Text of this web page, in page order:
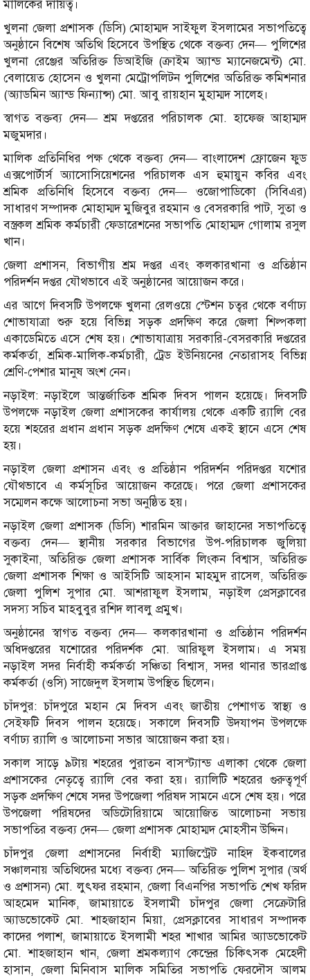
মালিকের দায়িত্ব।
খুলনা জেলা প্রশাসক (ডিসি) মোহাম্মদ সাইফুল ইসলামের সভাপতিত্বে
অনুষ্ঠানে বিশেষ অতিথি হিসেবে উপস্থিত থেকে বক্তব্য দেন— পুলিশের
খুলনা রেঞ্জের অতিরিক্ত ডিআইজি (ক্রাইম অ্যান্ড ম্যানেজমেন্ট) মো.
বেলায়েত হোসেন ও খুলনা মেট্রোপলিটন পুলিশের অতিরিক্ত কমিশনার
(অ্যাডমিন অ্যান্ড ফিন্যান্স) মো. আবু রায়হান মুহাম্মদ সালেহ।
স্বাগত বক্তব্য দেন— শ্রম দপ্তরের পরিচালক মো. হাফেজ আহাম্মদ
মজুমদার।
মালিক প্রতিনিধির পক্ষ থেকে বক্তব্য দেন— বাংলাদেশ ফ্রোজেন ফুড
এক্সপোর্টার্স অ্যাসোসিয়েশনের পরিচালক এস হুমায়ুন কবির এবং
শ্রমিক প্রতিনিধি হিসেবে বক্তব্য দেন— ওজোপাডিকো (সিবিএর)
সাধারণ সম্পাদক মোহাম্মদ মুজিবুর রহমান ও বেসরকারি পাট, সুতা ও
বস্ত্রকল শ্রমিক কর্মচারী ফেডারেশনের সভাপতি মোহাম্মদ গোলাম রসুল
খান।
জেলা প্রশাসন, বিভাগীয় শ্রম দপ্তর এবং কলকারখানা ও প্রতিষ্ঠান
পরিদর্শন দপ্তর যৌথভাবে এই অনুষ্ঠানের আয়োজন করে।
এর আগে দিবসটি উপলক্ষে খুলনা রেলওয়ে স্টেশন চত্বর থেকে বর্ণাঢ্য
শোভাযাত্রা শুরু হয়ে বিভিন্ন সড়ক প্রদক্ষিণ করে জেলা শিল্পকলা
একাডেমিতে এসে শেষ হয়। শোভাযাত্রায় সরকারি-বেসরকারি দপ্তরের
কর্মকর্তা, শ্রমিক-মালিক-কর্মচারী, ট্রেড ইউনিয়নের নেতারাসহ বিভিন্ন
শ্রেণি-পেশার মানুষ অংশ নেন।
নড়াইল: নড়াইলে আন্তর্জাতিক শ্রমিক দিবস পালন হয়েছে। দিবসটি
উপলক্ষে নড়াইল জেলা প্রশাসকের কার্যালয় থেকে একটি র‌্যালি বের
হয়ে শহরের প্রধান প্রধান সড়ক প্রদক্ষিণ শেষে একই স্থানে এসে শেষ
হয়।
নড়াইল জেলা প্রশাসন এবং ও প্রতিষ্ঠান পরিদর্শন পরিদপ্তর যশোর
যৌথভাবে এ কর্মসূচির আয়োজন করেছে। পরে জেলা প্রশাসকের
সম্মেলন কক্ষে আলোচনা সভা অনুষ্ঠিত হয়।
নড়াইল জেলা প্রশাসক (ডিসি) শারমিন আক্তার জাহানের সভাপতিত্বে
বক্তব্য দেন— স্থানীয় সরকার বিভাগের উপ-পরিচালক জুলিয়া
সুকাইনা, অতিরিক্ত জেলা প্রশাসক সার্বিক লিংকন বিশ্বাস, অতিরিক্ত
জেলা প্রশাসক শিক্ষা ও আইসিটি আহসান মাহমুদ রাসেল, অতিরিক্ত
জেলা পুলিশ সুপার মো. আশরাফুল ইসলাম, নড়াইল প্রেসক্লাবের
সদস্য সচিব মাহবুবুর রশিদ লাবলু প্রমুখ।
অনুষ্ঠানের স্বাগত বক্তব্য দেন— কলকারখানা ও প্রতিষ্ঠান পরিদর্শন
অধিদপ্তরের যশোরের পরিদর্শক মো. আরিফুল ইসলাম। এ সময়
নড়াইল সদর নির্বাহী কর্মকর্তা সঞ্চিতা বিশ্বাস, সদর থানার ভারপ্রাপ্ত
কর্মকর্তা (ওসি) সাজেদুল ইসলাম উপস্থিত ছিলেন।
চাঁদপুর: চাঁদপুরে মহান মে দিবস এবং জাতীয় পেশাগত স্বাস্থ্য ও
সেইফটি দিবস পালন হয়েছে। সকালে দিবসটি উদযাপন উপলক্ষে
বর্ণাঢ্য র‌্যালি ও আলোচনা সভার আয়োজন করা হয়।
সকাল সাড়ে ৯টায় শহরের পুরাতন বাসস্ট্যান্ড এলাকা থেকে জেলা
প্রশাসকের নেতৃত্বে র‌্যালি বের করা হয়। র‌্যালিটি শহরের গুরুত্বপূর্ণ
সড়ক প্রদক্ষিণ শেষে সদর উপজেলা পরিষদ সামনে এসে শেষ হয়। পরে
উপজেলা পরিষদের অডিটোরিয়ামে আয়োজিত আলোচনা সভায়
সভাপতির বক্তব্য দেন— জেলা প্রশাসক মোহাম্মদ মোহসীন উদ্দিন।
চাঁদপুর জেলা প্রশাসনের নির্বাহী ম্যাজিস্ট্রেট নাহিদ ইকবালের
সঞ্চালনায় অতিথিদের মধ্যে বক্তব্য দেন— অতিরিক্ত পুলিশ সুপার (অর্থ
ও প্রশাসন) মো. লুৎফর রহমান, জেলা বিএনপির সভাপতি শেখ ফরিদ
আহমেদ মানিক, জামায়াতে ইসলামী চাঁদপুর জেলা সেক্রেটারি
অ্যাডভোকেট মো. শাহজাহান মিয়া, প্রেসক্লাবের সাধারণ সম্পাদক
কাদের পলাশ, জামায়াতে ইসলামী শহর শাখার আমির অ্যাডভোকেট
মো. শাহজাহান খান, জেলা শ্রমকল্যাণ কেন্দ্রের চিকিৎসক মেহেদী
হাসান, জেলা মিনিবাস মালিক সমিতির সভাপতি ফেরদৌস আলম